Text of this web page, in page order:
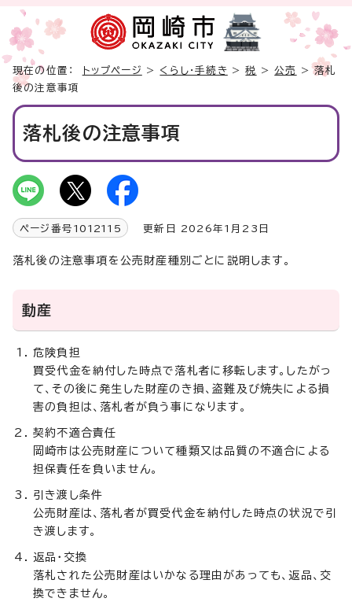
現在の位置： トップページ > くらし・手続き >税 >公売
> 落札
後の注意事項
落札後の注意事項
ページ番号 1012115 更新日 2026年1月23日
落札後の注意事項を公売財産種別ごとに説明します。
動産
危険負担
買受代金を納付した時点で落札者に移転します。したがっ
て、その後に発生した財産のき損、盗難及び焼失による損
害の負担は、落札者が負う事になります。
契約不適合責任
岡崎市は公売財産について種類又は品質の不適合による
担保責任を負いません。
引き渡し条件
公売財産は、落札者が買受代金を納付した時点の状況で引
き渡します。
返品・交換
落札された公売財産はいかなる理由があっても、返品、交
換できません。